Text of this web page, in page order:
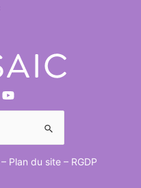
– Plan du site – RGDP